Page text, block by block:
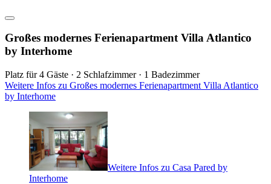
Großes modernes Ferienapartment Villa Atlantico
by Interhome
Platz für 4 Gäste · 2 Schlafzimmer · 1 Badezimmer
Weitere Infos zu Großes modernes Ferienapartment Villa Atlantico
by Interhome
Weitere Infos zu Casa Pared by
Interhome